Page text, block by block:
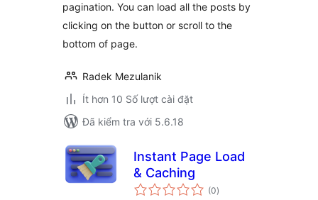
pagination. You can load all the posts by
clicking on the button or scroll to the
bottom of page.
Radek Mezulanik
Ít hơn 10 Số lượt cài đặt
Đã kiểm tra với 5.6.18
Instant Page Load
& Caching
(0tổng
đánh
)